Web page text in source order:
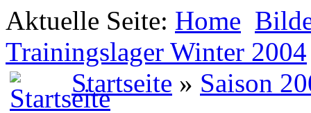
Aktuelle Seite: Home
Trainingslager Winter 2004
Startseite » Saison